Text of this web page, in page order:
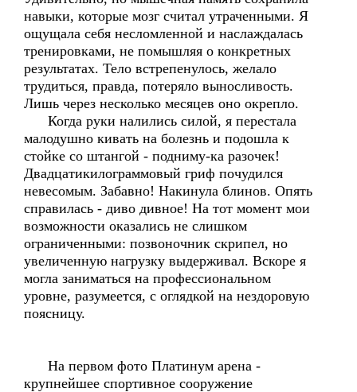
навыки, которые мозг считал утраченными. Я
ощущала себя несломленной и наслаждалась
тренировками, не помышляя о конкретных
результатах. Тело встрепенулось, желало
трудиться, правда, потеряло выносливость.
Лишь через несколько месяцев оно окрепло.
Когда руки налились силой, я перестала
малодушно кивать на болезнь и подошла к
стойке со штангой - подниму-ка разочек!
Двадцатикилограммовый гриф почудился
невесомым. Забавно! Накинула блинов. Опять
справилась - диво дивное! На тот момент мои
возможности оказались не слишком
ограниченными: позвоночник скрипел, но
увеличенную нагрузку выдерживал. Вскоре я
могла заниматься на профессиональном
уровне, разумеется, с оглядкой на нездоровую
поясницу.
На первом фото Платинум арена -
крупнейшее спортивное сооружение